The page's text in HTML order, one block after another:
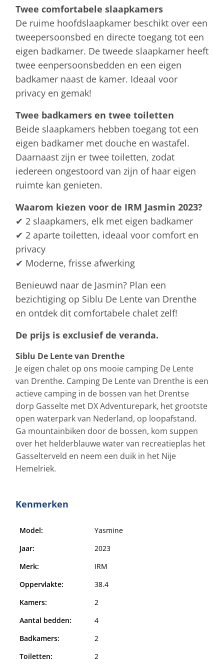
Twee comfortabele slaapkamers
De ruime hoofdslaapkamer beschikt over een
tweepersoonsbed en directe toegang tot een
eigen badkamer. De tweede slaapkamer heeft
twee eenpersoonsbedden en een eigen
badkamer naast de kamer. Ideaal voor
privacy en gemak!
Twee badkamers en twee toiletten
Beide slaapkamers hebben toegang tot een
eigen badkamer met douche en wastafel.
Daarnaast zijn er twee toiletten, zodat
iedereen ongestoord van zijn of haar eigen
ruimte kan genieten.
Waarom kiezen voor de IRM Jasmin 2023?
✔ 2 slaapkamers, elk met eigen badkamer
✔ 2 aparte toiletten, ideaal voor comfort en
privacy
✔ Moderne, frisse afwerking
Benieuwd naar de Jasmin? Plan een
bezichtiging op Siblu De Lente van Drenthe
en ontdek dit comfortabele chalet zelf!
De prijs is exclusief de veranda.
Siblu De Lente van Drenthe
Je eigen chalet op ons mooie camping De Lente
van Drenthe. Camping De Lente van Drenthe is een
actieve camping in de bossen van het Drentse
dorp Gasselte met DX Adventurepark, het grootste
open waterpark van Nederland, op loopafstand.
Ga mountainbiken door de bossen, kom suppen
over het helderblauwe water van recreatieplas het
Gasselterveld en neem een duik in het Nije
Hemelriek.
Kenmerken
Model:
Yasmine
Jaar:
2023
Merk:
IRM
Oppervlakte:
38.4
Kamers:
2
Aantal bedden:
4
Badkamers:
2
Toiletten:
2